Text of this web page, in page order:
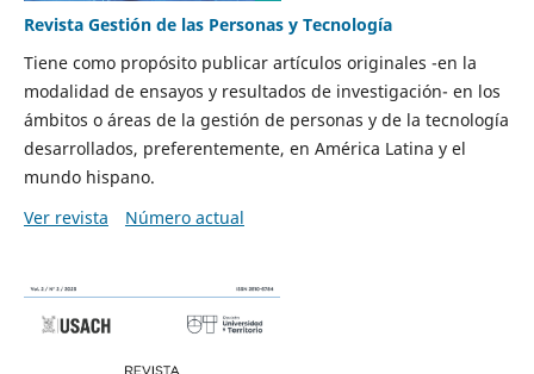
Revista Gestión de las Personas y Tecnología
Tiene como propósito publicar artículos originales -en la
modalidad de ensayos y resultados de investigación- en los
ámbitos o áreas de la gestión de personas y de la tecnología
desarrollados, preferentemente, en América Latina y el
mundo hispano.
Ver revista
Número actual